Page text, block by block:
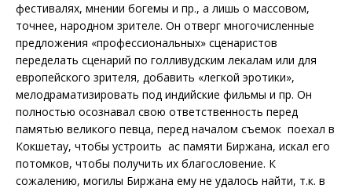
фестивалях, мнении богемы и пр., а лишь о массовом,
точнее, народном зрителе. Он отверг многочисленные
предложения «профессиональных» сценаристов
переделать сценарий по голливудским лекалам или для
европейского зрителя, добавить «легкой эротики»,
мелодраматизировать под индийские фильмы и пр. Он
полностью осознавал свою ответственность перед
памятью великого певца, перед началом съемок поехал в
Кокшетау, чтобы устроить ас памяти Биржана, искал его
потомков, чтобы получить их благословение. К
сожалению, могилы Биржана ему не удалось найти, т.к. в